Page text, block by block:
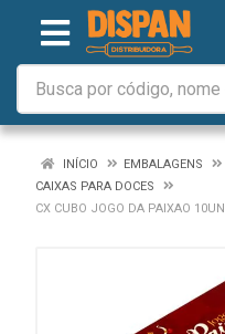
INÍCIO
EMBALAGENS
CAIXAS PARA DOCES
CX CUBO JOGO DA PAIXAO 10UN